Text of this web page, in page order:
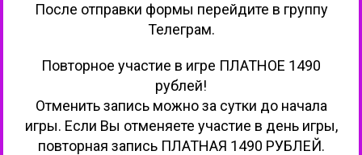
После отправки формы перейдите в группу
Телеграм.
Повторное участие в игре ПЛАТНОЕ 1490
рублей!
Отменить запись можно за сутки до начала
игры. Если Вы отменяете участие в день игры,
повторная запись ПЛАТНАЯ 1490 РУБЛЕЙ.